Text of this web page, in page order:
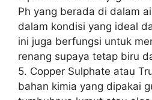
Ph yang berada di dalam
dalam kondisi yang ideal
ini juga berfungsi untuk
renang supaya tetap biru
5. Copper Sulphate atau
bahan kimia yang dipakai